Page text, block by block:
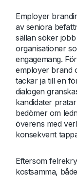
Employer
av seniora
sällan söker
organisationer
engagemang.
employer brand
tackar ja till en
dialogen
kandidater
bedömer om
överens med
konsekvent
Eftersom
kostsamma,